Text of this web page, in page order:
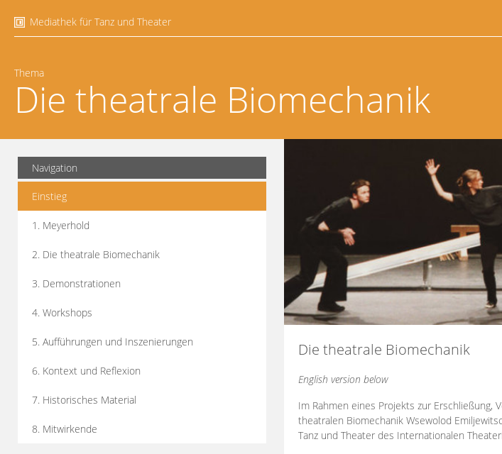
Mediathek für Tanz und Theater
Thema
Die theatrale Biomechanik
Navigation
Einstieg
1. Meyerhold
2. Die theatrale Biomechanik
3. Demonstrationen
4. Workshops
5. Aufführungen und Inszenierungen
6. Kontext und Reflexion
7. Historisches Material
8. Mitwirkende
Die theatrale Biomechanik
English version below
Im Rahmen eines Projekts zur Erschließung,
theatralen Biomechanik Wsewolod
Tanz und Theater des Internationalen